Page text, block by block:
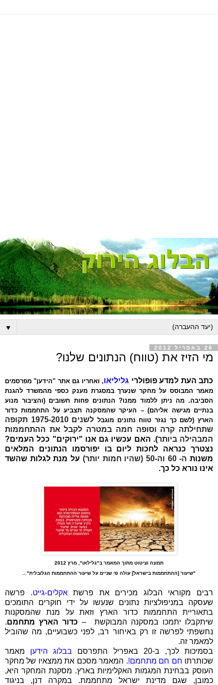
▼
26 באפריל 2012
מי הזיז את (טווח) הנתונים שלנו?
כתב העת למדע פופולרי גליליאו, ואחריו גם אתר "הידען" מפרסמים
מאמר המבוסס על מחקר שנערך במסגרת מענק כספי מהמשרד להגנת
הסביבה. מה ניתן ללמוד ממנו? הנתונים פחות חשובים (והציבור מנוע
בנתיים מגישה אליהם) – העיקר שהמסקנה תצביע על התחממות כדור
הארץ (לשם כך נגזר טווח נתונים מוגבל
לשנים 1975-2010 תקופה
שתחילתה קרה וסופה חמה במטרה לקבל את ההתחממות
המבהילה ביותר). האם עכשיו גם אנו "ירוקים" ככל העמים?
נצטרך כנראה לחכות ליום בו יפורסמו הנתונים המלאים
משנותה- 60 וה-50 (שהיו חמות יותר) על מנת לגלות שהשד
אינו נורא כל כך.
תמונה וציטוט מתוך המאמר ב"גלילאו", מרץ 2012
"שיעור [ההתחממות בישראל] עולה פי שניים על שיעור ההתחממות הגלובלית"...
רבים מקוראי הבלוג מכירים את פרשתאקלים-גייט. פרשה
שעסקה במניפולציות נתונים שנעשו על ידי חוקרים התומכים
בתאוריית התחממות כדור הארץ וזאת על מנת שהמסקנות
שיתקבלו יתמכו במסקנה המבוקשת – כדור הארץ מתחמם.
נחשפתי לפרשה זו רק באיחור רב, לפני כשבועיים, מה שהוביל
למאמר זה.
בסמיכות לכך, ב-20 באפריל התפרסם
בבלוג הידען
מאמר
שכותרתו חם חם מתחמם!. המאמר מסכם את ממצאיו של מחקר
העוסק בבחינת המגמות האקלימיות בארץ. מסקנת המחקר היא,
כמובן, שגם מדינת ישראל מתחממת. במקרה דנן, בניגוד